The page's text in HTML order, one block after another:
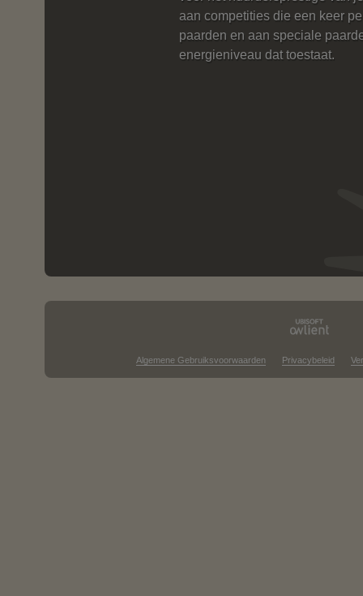
aan competities die een keer
paarden en aan speciale
energieniveau dat toestaat.
Algemene Gebruiksvoorwaarden Privacybeleid